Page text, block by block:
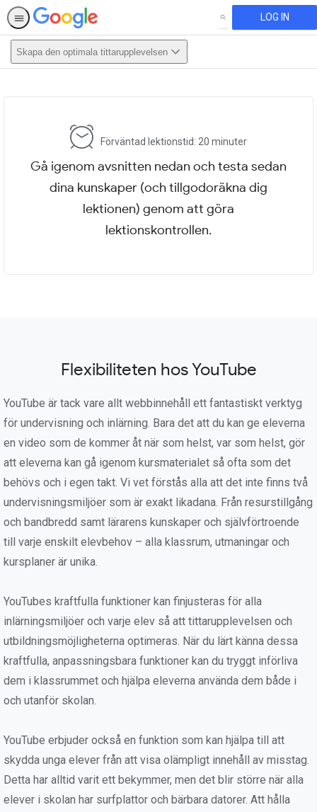
SEARCH LOG IN
Skapa den optimala tittarupplevelsen
Förväntad lektionstid: 20 minuter
Gå igenom avsnitten nedan och testa sedan
dina kunskaper (och tillgodoräkna dig
lektionen) genom att göra
lektionskontrollen.
Flexibiliteten hos YouTube
YouTube är tack vare allt webbinnehåll ett fantastiskt verktyg
för undervisning och inlärning. Bara det att du kan ge eleverna
en video som de kommer åt när som helst, var som helst, gör
att eleverna kan gå igenom kursmaterialet så ofta som det
behövs och i egen takt. Vi vet förstås alla att det inte finns två
undervisningsmiljöer som är exakt likadana. Från resurstillgång
och bandbredd samt lärarens kunskaper och självförtroende
till varje enskilt elevbehov – alla klassrum, utmaningar och
kursplaner är unika.
YouTubes kraftfulla funktioner kan finjusteras för alla
inlärningsmiljöer och varje elev så att tittarupplevelsen och
utbildningsmöjligheterna optimeras. När du lärt känna dessa
kraftfulla, anpassningsbara funktioner kan du tryggt införliva
dem i klassrummet och hjälpa eleverna använda dem både i
och utanför skolan.
YouTube erbjuder också en funktion som kan hjälpa till att
skydda unga elever från att visa olämpligt innehåll av misstag.
Detta har alltid varit ett bekymmer, men det blir större när alla
elever i skolan har surfplattor och bärbara datorer. Att hålla